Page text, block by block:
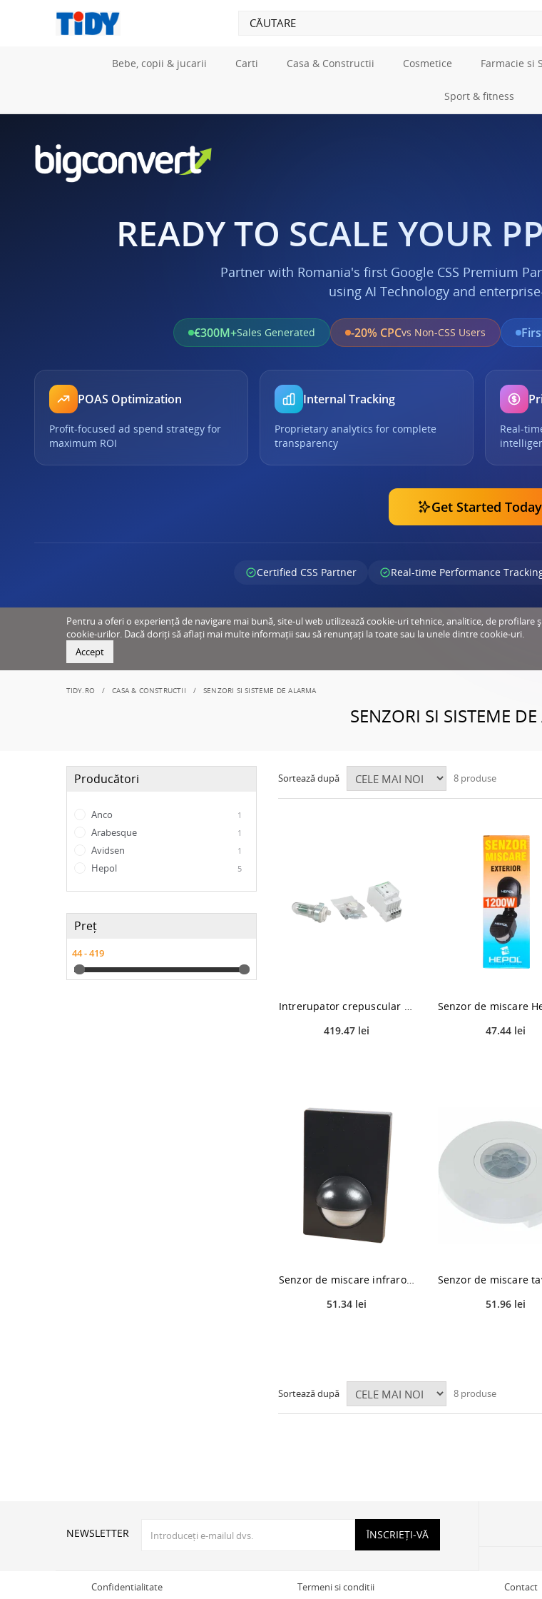
Bebe, copii & jucarii Carti Casa & Constructii Cosmetice Farmacie si
Sport & fitness
READY TO SCALE YOUR
Partner with Romania's first Google CSS Premium
using AI Technology and
€300M+Sales Generated -20% CPCvs Non-CSS Users
POAS Optimization
Profit-focused ad spend strategy for
maximum ROI
Internal Tracking
Proprietary analytics for complete
transparency
Real-
Get Started Today
Certified CSS Partner Real-time Performance
Pentru a oferi o experiență de navigare mai bună, site-ul web utilizează cookie-uri tehnice, analitice, de
cookie-urilor. Dacă doriți să aflați mai multe informații sau să renunțați la toate sau la unele dintre cookie-uri.
Accept
TIDY.RO CASA & CONSTRUCTII SENZORI SI SISTEME DE ALARMA
SENZORI SI SISTEME
Producători
Anco 1
Arabesque 1
Avidsen 1
Hepol 5
Preț
Sortează după 8 produse
Intrerupator crepuscular IC2000, Schneider CCT15368, fotocelula
419.47 lei
47.44 lei
Senzor de miscare infrarosu plat, 180 grade, 1200 W, IP44, negru
51.34 lei
51.96 lei
Sortează după 8 produse
NEWSLETTER ÎNSCRIEȚI-VĂ
Confidentialitate Termeni si conditii Contact